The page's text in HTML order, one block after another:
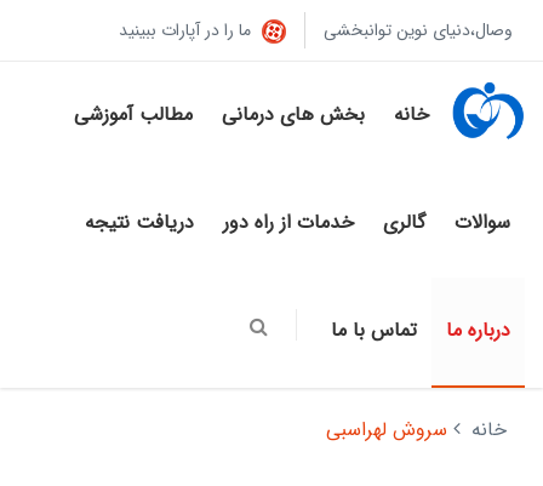
وصال،دنیای نوین توانبخشی ما را در آپارات ببینید
خانه بخش های درمانی مطالب آموزشی
سوالات گالری خدمات از راه دور دریافت نتیجه
درباره ما تماس با ما
خانه سروش لهراسبی